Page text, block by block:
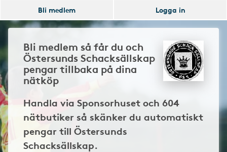
Bli medlem
Logga in
Bli medlem så får du och
Östersunds Schacksällskap
pengar tillbaka på dina
nätköp
Handla via Sponsorhuset och 604
nätbutiker så skänker du automatiskt
pengar till Östersunds
Schacksällskap.